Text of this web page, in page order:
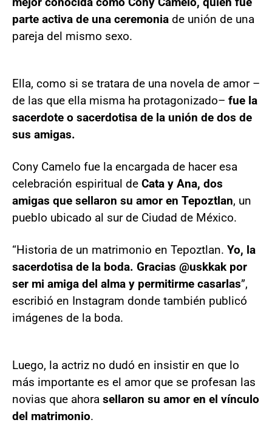
parte activa de una ceremonia de unión de una
pareja del mismo sexo.
Ella, como si se tratara de una novela de amor –
de las que ella misma ha protagonizado– fue la
sacerdote o sacerdotisa de la unión de dos de
sus amigas.
Cony Camelo fue la encargada de hacer esa
celebración espiritual de Cata y Ana, dos
amigas que sellaron su amor en Tepoztlan, un
pueblo ubicado al sur de Ciudad de México.
“Historia de un matrimonio en Tepoztlan. Yo, la
sacerdotisa de la boda. Gracias @uskkak por
ser mi amiga del alma y permitirme casarlas”,
escribió en Instagram donde también publicó
imágenes de la boda.
Luego, la actriz no dudó en insistir en que lo
más importante es el amor que se profesan las
novias que ahora sellaron su amor en el vínculo
del matrimonio.